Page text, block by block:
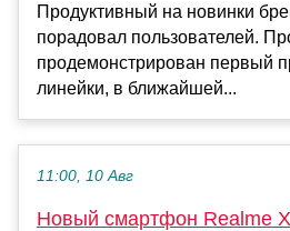
Продуктивный на новинки
порадовал пользователей.
продемонстрирован первый
линейки, в ближайшей...
11:00, 10 Авг
Новый смартфон Realme